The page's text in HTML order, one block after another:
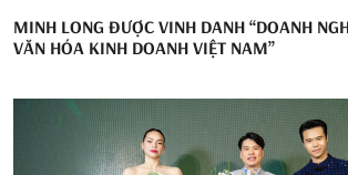
MINH LONG ĐƯỢC VINH DANH “DOANH
VĂN HÓA KINH DOANH VIỆT NAM”